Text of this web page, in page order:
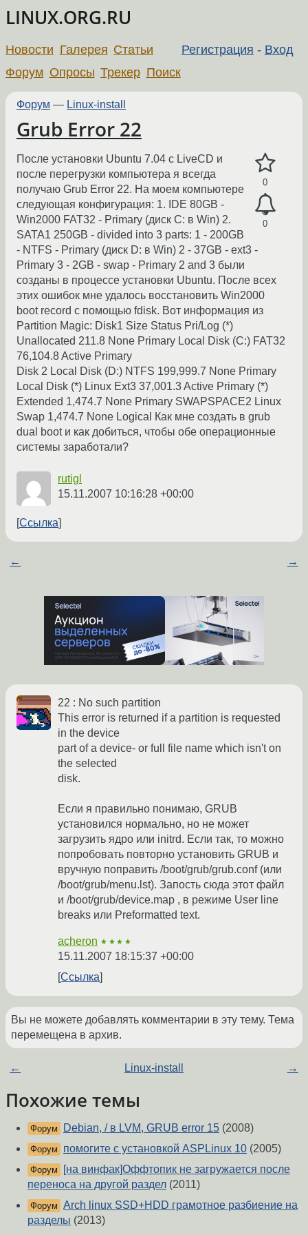
LINUX.ORG.RU
Регистрация - Вход
Новости Галерея Статьи
Форум Опросы Трекер Поиск
Форум — Linux-install
Grub Error 22
0
0
После установки Ubuntu 7.04 с LiveCD и
после перегрузки компьютера я всегда
получаю Grub Error 22. На моем компьютере
следующая конфигурация: 1. IDE 80GB -
Win2000 FAT32 - Primary (диск C: в Win) 2.
SATA1 250GB - divided into 3 parts: 1 - 200GB
- NTFS - Primary (диск D: в Win) 2 - 37GB - ext3 -
Primary 3 - 2GB - swap - Primary 2 and 3 были
созданы в процессе установки Ubuntu. После всех
этих ошибок мне удалось восстановить Win2000
boot record с помощью fdisk. Вот информация из
Partition Magic: Disk1 Size Status Pri/Log (*)
Unallocated 211.8 None Primary Local Disk (C:) FAT32
76,104.8 Active Primary
Disk 2 Local Disk (D:) NTFS 199,999.7 None Primary
Local Disk (*) Linux Ext3 37,001.3 Active Primary (*)
Extended 1,474.7 None Primary SWAPSPACE2 Linux
Swap 1,474.7 None Logical Как мне создать в grub
dual boot и как добиться, чтобы обе операционные
системы заработали?
rutigl
15.11.2007 10:16:28 +00:00
Ссылка
← →
22 : No such partition
This error is returned if a partition is requested
in the device
part of a device- or full file name which isn't on
the selected
disk.
Если я правильно понимаю, GRUB
установился нормально, но не может
загрузить ядро или initrd. Если так, то можно
попробовать повторно установить GRUB и
вручную поправить /boot/grub/grub.conf (или
/boot/grub/menu.lst). Запость сюда этот файл
и /boot/grub/device.map , в режиме User line
breaks или Preformatted text.
acheron ★★★★
15.11.2007 18:15:37 +00:00
Ссылка
Вы не можете добавлять комментарии в эту тему. Тема
перемещена в архив.
← Linux-install →
Похожие темы
Форум Debian, / в LVM, GRUB error 15 (2008)
Форум помогите с установкой ASPLinux 10 (2005)
Форум
[на винфак]Оффтопик не загружается после
переноса на другой раздел (2011)
Форум Arch linux SSD+HDD грамотное разбиение на
разделы (2013)